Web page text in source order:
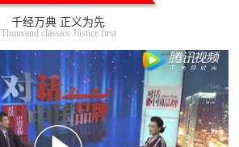
千经万典 正义为先
Thousand classics Justice first